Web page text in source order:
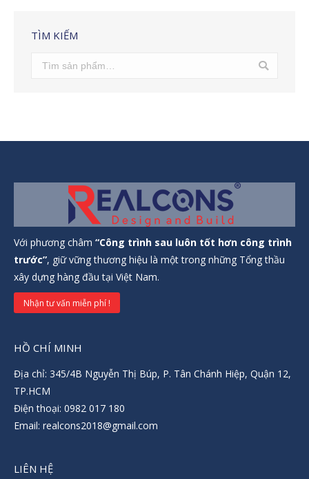
TÌM KIẾM
Với phương châm “Công trình sau luôn tốt hơn công trình
trước”, giữ vững thương hiệu là một trong những Tổng thầu
xây dựng hàng đầu tại Việt Nam.
Nhận tư vấn miễn phí !
HỒ CHÍ MINH
Địa chỉ: 345/4B Nguyễn Thị Búp, P. Tân Chánh Hiệp, Quận 12,
TP.HCM
Điện thoại: 0982 017 180
Email: realcons2018@gmail.com
LIÊN HỆ